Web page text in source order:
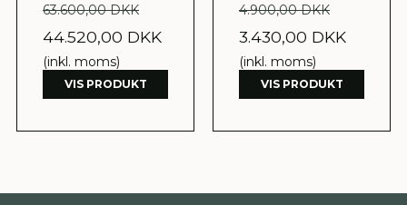
63.600,00 DKK
44.520,00 DKK
(inkl. moms)
VIS PRODUKT
4.900,00 DKK
3.430,00 DKK
(inkl. moms)
VIS PRODUKT